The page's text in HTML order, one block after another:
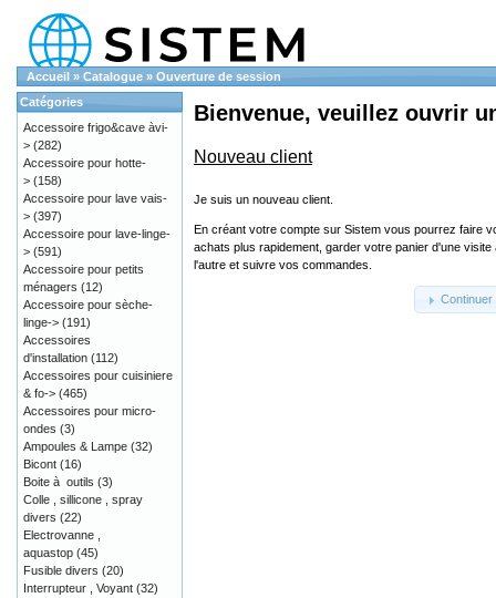
Accueil » Catalogue » Ouverture de session
Bienvenue, veuillez ouvrir
Nouveau client
Je suis un nouveau client.
En créant votre compte sur Sistem vous pourrez faire
achats plus rapidement, garder votre panier d'une visite
l'autre et suivre vos commandes.
Continuer
Catégories
Accessoire frigo&cave àvi-
> (282)
Accessoire pour hotte-
> (158)
Accessoire pour lave vais-
> (397)
Accessoire pour lave-linge-
> (591)
Accessoire pour petits
ménagers (12)
Accessoire pour sèche-
linge-> (191)
Accessoires
d'installation (112)
Accessoires pour cuisiniere
& fo-> (465)
Accessoires pour micro-
ondes (3)
Ampoules & Lampe (32)
Bicont (16)
Boite à outils (3)
Colle , sillicone , spray
divers (22)
Electrovanne ,
aquastop (45)
Fusible divers (20)
Interrupteur , Voyant (32)